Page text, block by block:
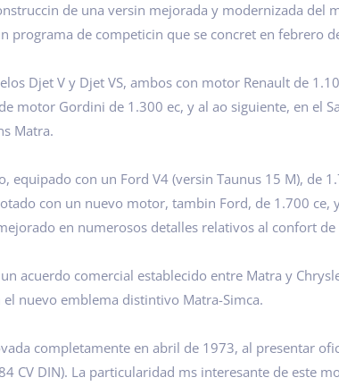
de una versin mejorada y modernizada del
programa de competicin que se concret en febrero
Djet V y Djet VS, ambos con motor Renault de
motor Gordini de 1.300 ec, y al ao siguiente, en el
Matra.
equipado con un Ford V4 (versin Taunus 15 M), de
con un nuevo motor, tambin Ford, de 1.700 ce,
en numerosos detalles relativos al confort de
acuerdo comercial establecido entre Matra y
nuevo emblema distintivo Matra-Simca.
completamente en abril de 1973, al presentar
CV DIN). La particularidad ms interesante de este